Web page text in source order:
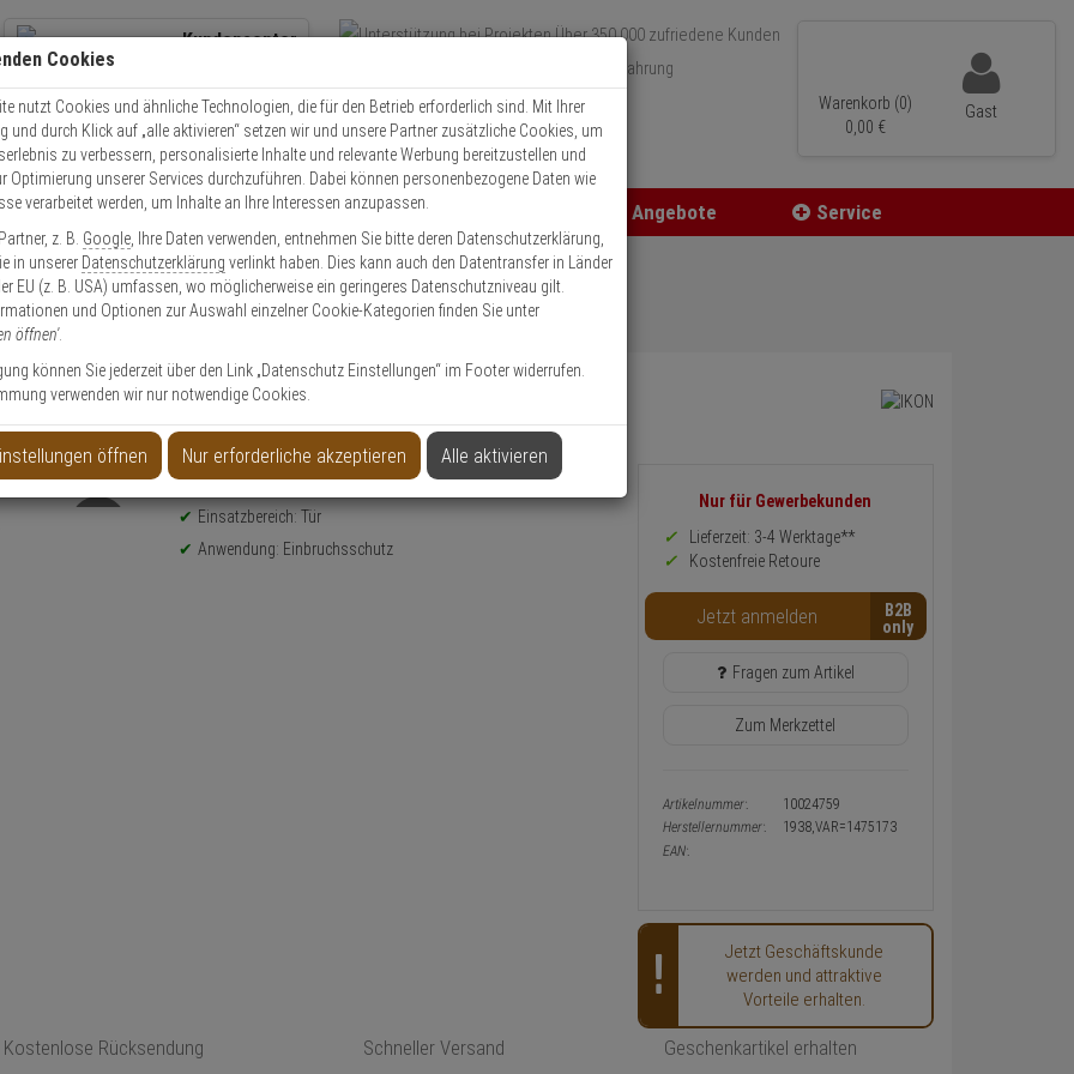
Kundencenter
Kontaktservice nutzen
Mo. - Do.: 8:00 - 16:30 Fr. 8:00 - 14:00 Uhr
Über 350.000 zufriedene Kunden
Über 15 Jahre Erfahrung
Schneller Versand
Warenkorb (0)
0, 00 €
Gast
Zutritt Einbruch Angebote Service
1938,VAR=1475173, 5 Stück
5 Stück
Produktinformationen
Schließblech
Einsatzbereich: Tür
Anwendung: Einbruchsschutz
Informationen
Preis,
Verfügbakeit
Warenkorb-
oder
Konfigurieren-
Nur für Gewerbekunden
Lieferzeit: 3-4 Werktage**
Kostenfreie Retoure
Jetzt anmelden B2B
Fragen zum Artikel
Zum Merkzettel
Artikelnummer:
10024759
Herstellernummer:
1938,VAR=1475173
EAN:
Jetzt Geschäftskunde
werden und attraktive
Vorteile erhalten.
Kostenlose Rücksendung Schneller Versand Geschenkartikel erhalten
Cookies
nutzt Cookies und ähnliche Technologien, die für den Betrieb erforderlich sind. Mit Ihrer
und durch Klick auf „alle aktivieren“ setzen wir und unsere Partner zusätzliche Cookies, um
zu verbessern, personalisierte Inhalte und relevante Werbung bereitzustellen und
Optimierung unserer Services durchzuführen. Dabei können personenbezogene Daten wie
verarbeitet werden, um Inhalte an Ihre Interessen anzupassen.
z. B. Google , Ihre Daten verwenden, entnehmen Sie bitte deren Datenschutzerklärung,
in unserer Datenschutzerklärung verlinkt haben. Dies kann auch den Datentransfer in Länder
EU (z. B. USA) umfassen, wo möglicherweise ein geringeres Datenschutzniveau gilt.
und Optionen zur Auswahl einzelner Cookie-Kategorien finden Sie unter
öffnen'.
können Sie jederzeit über den Link „Datenschutz Einstellungen“ im Footer widerrufen.
verwenden wir nur notwendige Cookies.
öffnen Nur erforderliche akzeptieren Alle aktivieren